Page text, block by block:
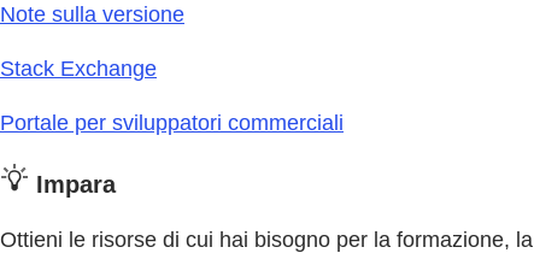
Note sulla versione
Stack Exchange
Portale per sviluppatori commerciali
Impara
Ottieni le risorse di cui hai bisogno per la formazione, la